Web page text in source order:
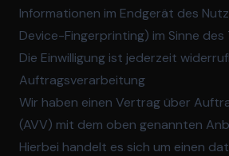
Informationen im Endgerät des
Device-Fingerprinting) im Sinne des
Die Einwilligung ist jederzeit
Auftragsverarbeitung
Wir haben einen Vertrag über
(AVV) mit dem oben genannten
Hierbei handelt es sich um einen